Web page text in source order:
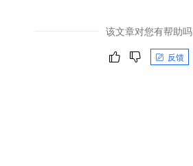
该文章对您有帮助吗
反馈